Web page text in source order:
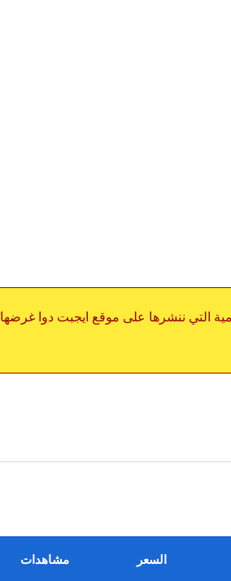
التي ننشرها على موقع ايجبت دوا غرضها
السعر مشاهدات